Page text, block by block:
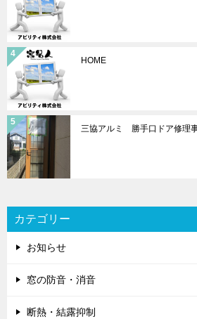
HOME
三協アルミ 勝手口ドア修理
カテゴリー
お知らせ
窓の防音・消音
断熱・結露抑制